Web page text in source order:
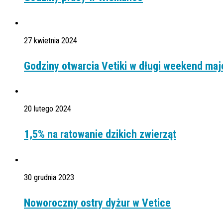
27 kwietnia 2024
Godziny otwarcia Vetiki w długi weekend
20 lutego 2024
1,5% na ratowanie dzikich zwierząt
30 grudnia 2023
Noworoczny ostry dyżur w Vetice